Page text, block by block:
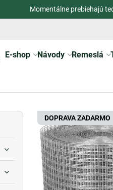
Momentálne prebiehajú
E-shop Návody Remeslá
DOPRAVA ZADARMO